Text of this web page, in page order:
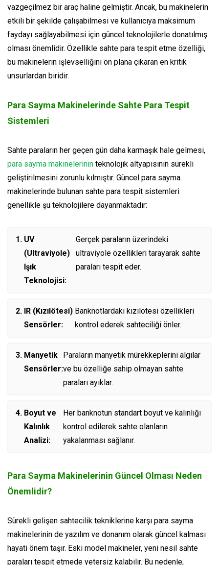
vazgeçilmez bir araç haline gelmiştir. Ancak, bu makinelerin
etkili bir şekilde çalışabilmesi ve kullanıcıya maksimum
faydayı sağlayabilmesi için güncel teknolojilerle donatılmış
olması önemlidir. Özellikle sahte para tespit etme özelliği,
bu makinelerin işlevselliğini ön plana çıkaran en kritik
unsurlardan biridir.
Para Sayma Makinelerinde Sahte Para Tespit
Sistemleri
Sahte paraların her geçen gün daha karmaşık hale gelmesi,
para sayma makinelerinin teknolojik altyapısının sürekli
geliştirilmesini zorunlu kılmıştır. Güncel para sayma
makinelerinde bulunan sahte para tespit sistemleri
genellikle şu teknolojilere dayanmaktadır:
UV
(Ultraviyole)
Işık
Teknolojisi:
Gerçek paraların üzerindeki
ultraviyole özellikleri tarayarak sahte
paraları tespit eder.
IR (Kızılötesi)
Sensörler:
Banknotlardaki kızılötesi özellikleri
kontrol ederek sahteciliği önler.
Manyetik
Sensörler:
Paraların manyetik mürekkeplerini algılar
ve bu özelliğe sahip olmayan sahte
paraları ayıklar.
Boyut ve
Kalınlık
Analizi:
Her banknotun standart boyut ve kalınlığı
kontrol edilerek sahte olanların
yakalanması sağlanır.
Para Sayma Makinelerinin Güncel Olması Neden
Önemlidir?
Sürekli gelişen sahtecilik tekniklerine karşı para sayma
makinelerinin de yazılım ve donanım olarak güncel kalması
hayati önem taşır. Eski model makineler, yeni nesil sahte
paraları tespit etmede yetersiz kalabilir. Bu nedenle,